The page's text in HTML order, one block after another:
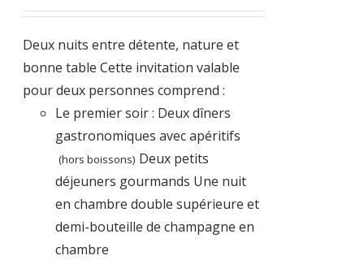
Deux nuits entre détente, nature et
bonne table Cette invitation valable
pour deux personnes comprend :
Le premier soir : Deux dîners
gastronomiques avec apéritifs
(hors boissons) Deux petits
déjeuners gourmands Une nuit
en chambre double supérieure et
demi-bouteille de champagne en
chambre